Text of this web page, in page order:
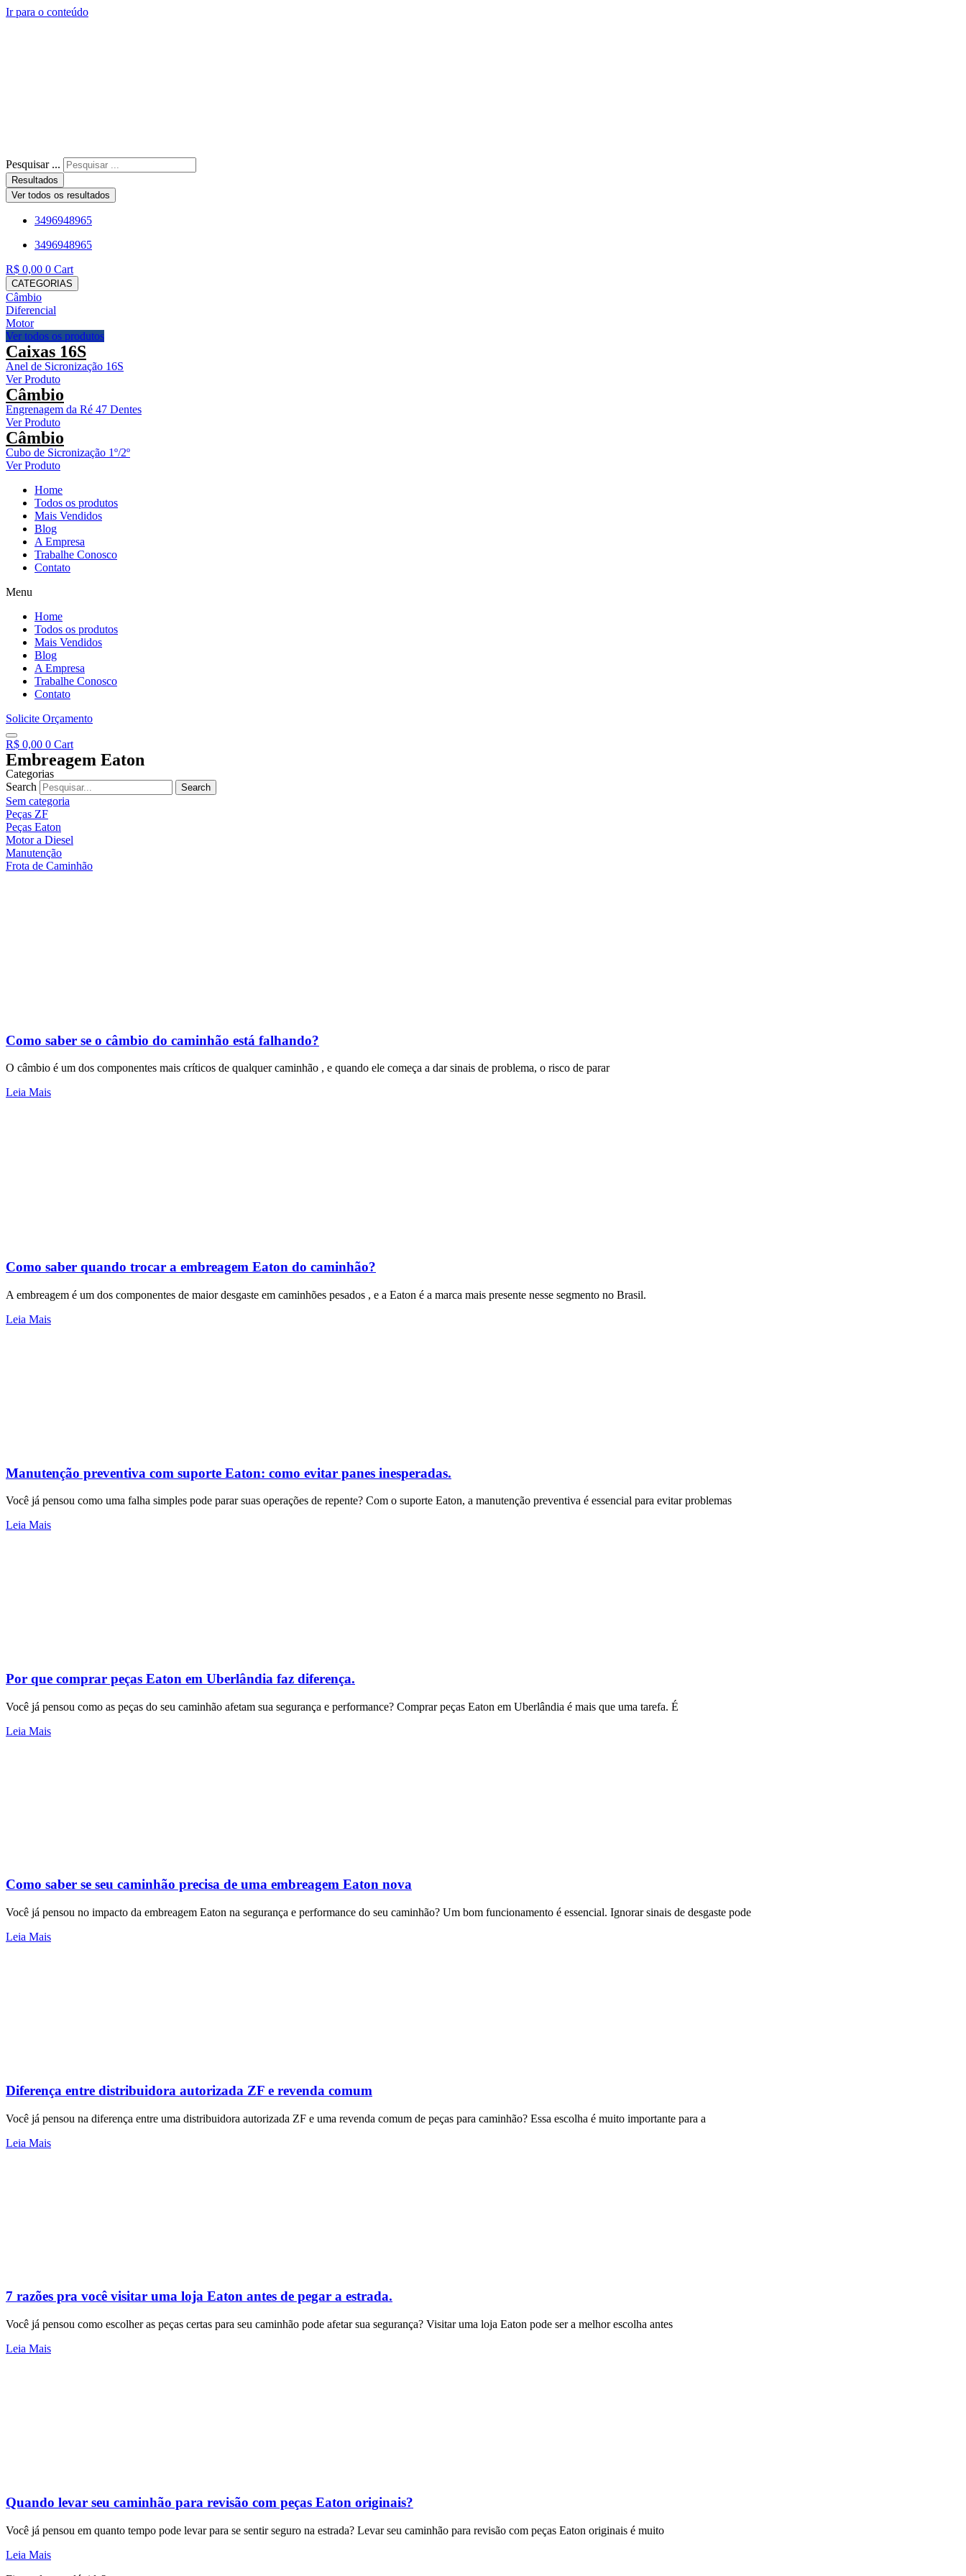
Ir para o conteúdo
Pesquisar ...
Resultados
Ver todos os resultados
3496948965
3496948965
R$ 0,00 0 Cart
CATEGORIAS
Câmbio
Diferencial
Motor
Ver todos os produtos
Caixas 16S
Anel de Sicronização 16S
Ver Produto
Câmbio
Engrenagem da Ré 47 Dentes
Ver Produto
Câmbio
Cubo de Sicronização 1º/2º
Ver Produto
Home
Todos os produtos
Mais Vendidos
Blog
A Empresa
Trabalhe Conosco
Contato
Menu
Home
Todos os produtos
Mais Vendidos
Blog
A Empresa
Trabalhe Conosco
Contato
Solicite Orçamento
R$ 0,00 0 Cart
Embreagem Eaton
Categorias
Search
Search
Sem categoria
Peças ZF
Peças Eaton
Motor a Diesel
Manutenção
Frota de Caminhão
Como saber se o câmbio do caminhão está falhando?
O câmbio é um dos componentes mais críticos de qualquer caminhão , e quando ele começa a dar sinais de problema, o risco de parar
Leia Mais
Como saber quando trocar a embreagem Eaton do caminhão?
A embreagem é um dos componentes de maior desgaste em caminhões pesados , e a Eaton é a marca mais presente nesse segmento no Brasil.
Leia Mais
Manutenção preventiva com suporte Eaton: como evitar panes inesperadas.
Você já pensou como uma falha simples pode parar suas operações de repente? Com o suporte Eaton, a manutenção preventiva é essencial para evitar problemas
Leia Mais
Por que comprar peças Eaton em Uberlândia faz diferença.
Você já pensou como as peças do seu caminhão afetam sua segurança e performance? Comprar peças Eaton em Uberlândia é mais que uma tarefa. É
Leia Mais
Como saber se seu caminhão precisa de uma embreagem Eaton nova
Você já pensou no impacto da embreagem Eaton na segurança e performance do seu caminhão? Um bom funcionamento é essencial. Ignorar sinais de desgaste pode
Leia Mais
Diferença entre distribuidora autorizada ZF e revenda comum
Você já pensou na diferença entre uma distribuidora autorizada ZF e uma revenda comum de peças para caminhão? Essa escolha é muito importante para a
Leia Mais
7 razões pra você visitar uma loja Eaton antes de pegar a estrada.
Você já pensou como escolher as peças certas para seu caminhão pode afetar sua segurança? Visitar uma loja Eaton pode ser a melhor escolha antes
Leia Mais
Quando levar seu caminhão para revisão com peças Eaton originais?
Você já pensou em quanto tempo pode levar para se sentir seguro na estrada? Levar seu caminhão para revisão com peças Eaton originais é muito
Leia Mais